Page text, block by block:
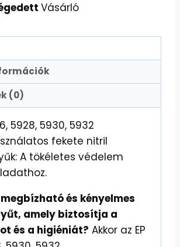
Vásárló
(0)
5928, 5930, 5932
fekete nitril
A tökéletes védelem
és kényelmes
amely biztosítja a
és a higiéniát? Akkor az EP